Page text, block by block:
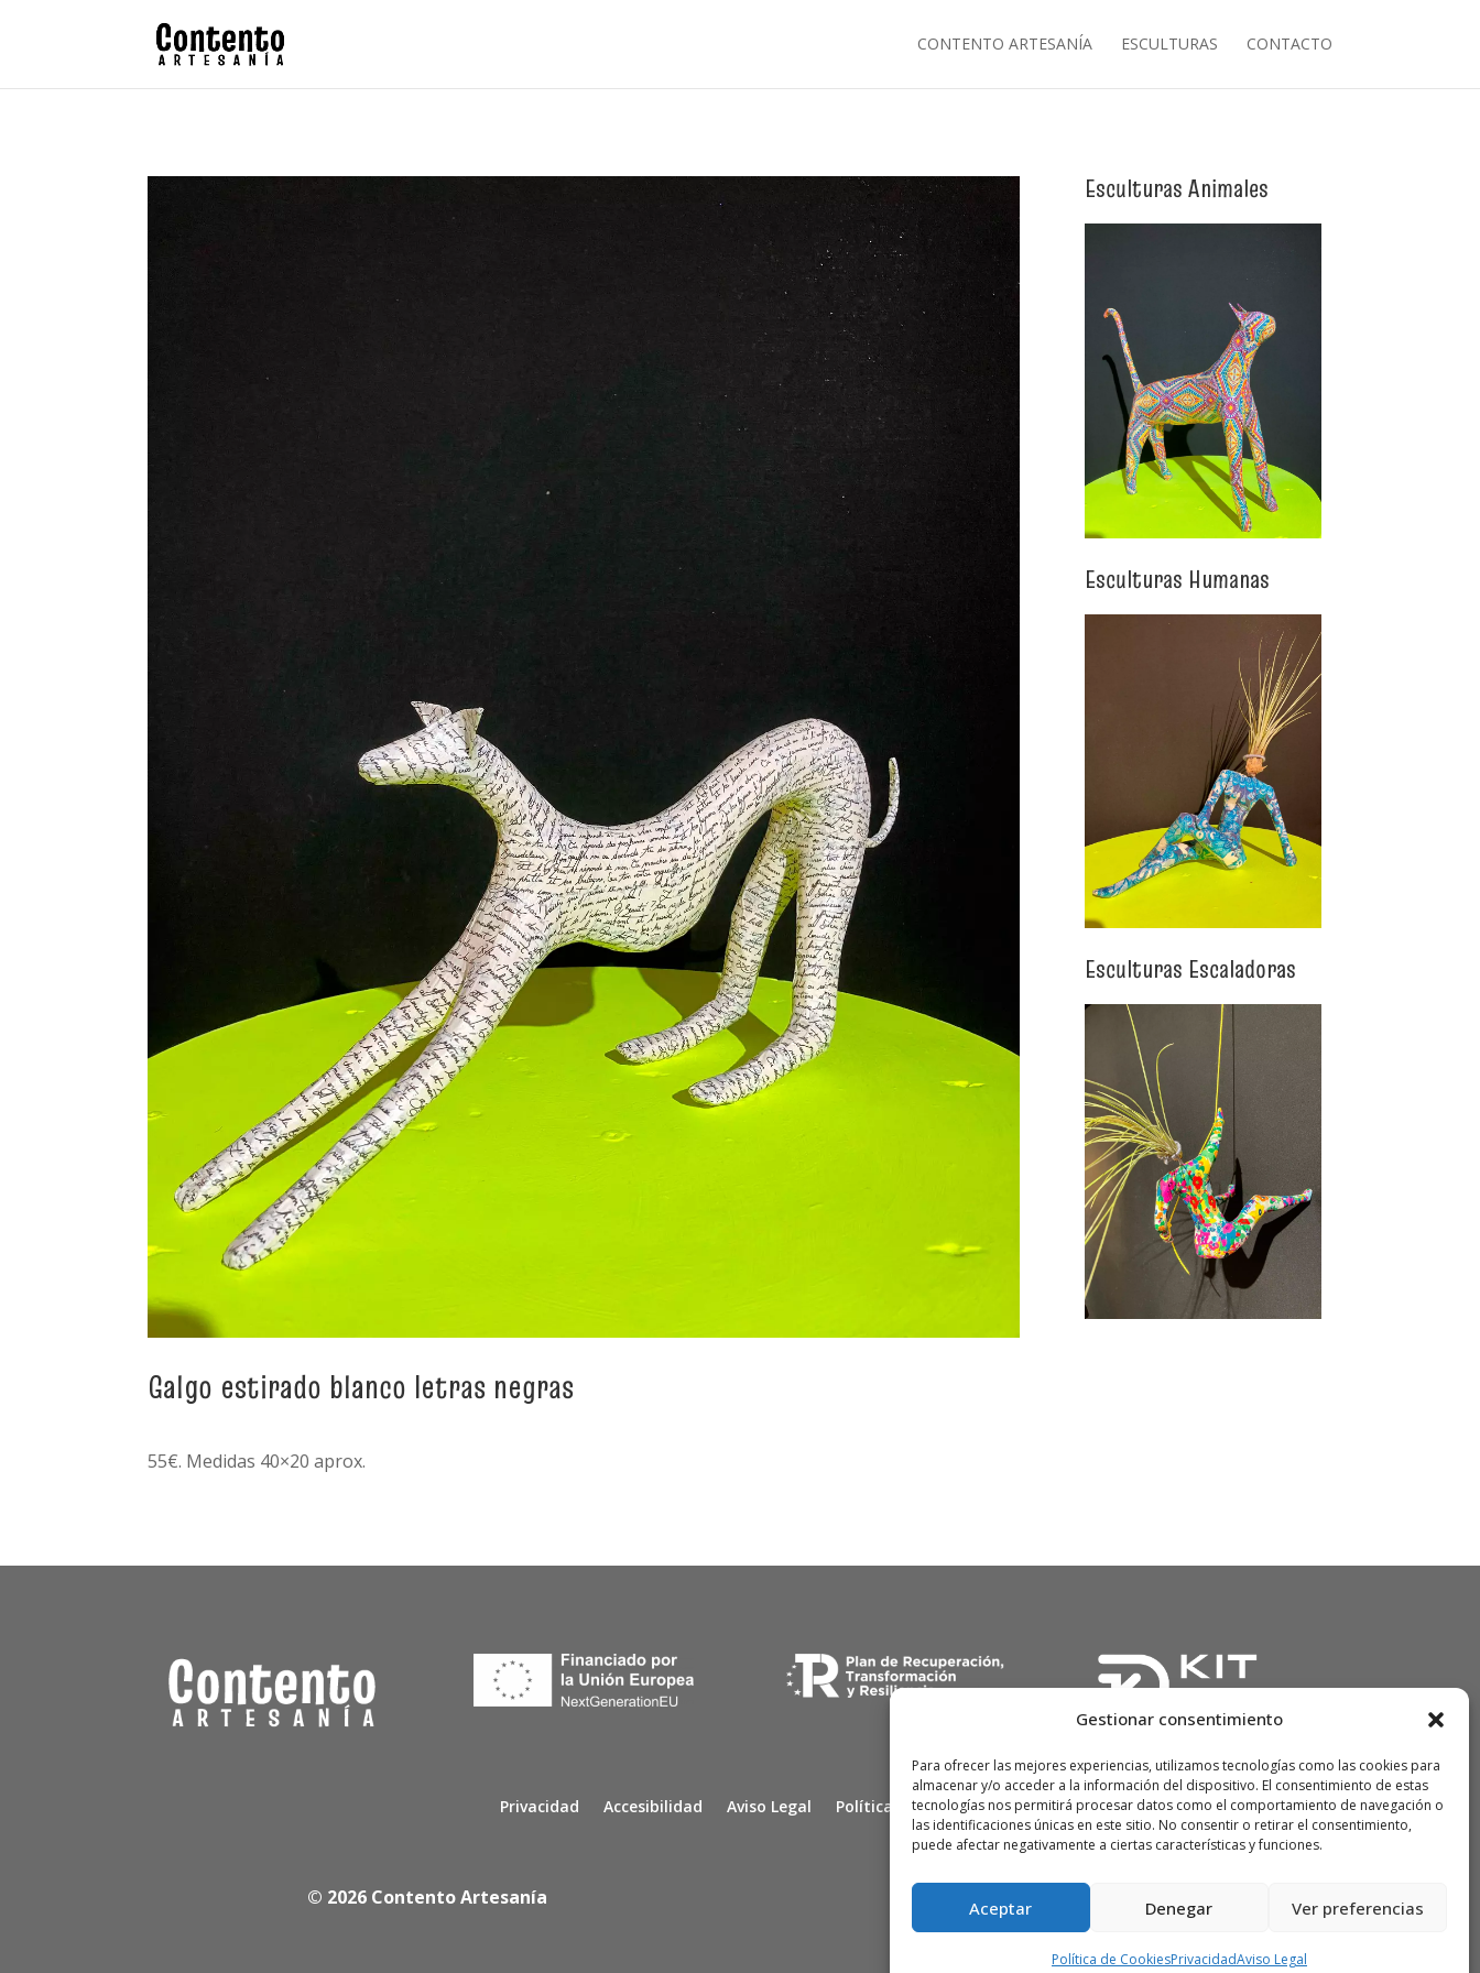
Gestionar consentimiento
Para ofrecer las mejores experiencias, utilizamos tecnologías como las cookies para
almacenar y/o acceder a la información del dispositivo. El consentimiento de estas
tecnologías nos permitirá procesar datos como el comportamiento de navegación o
las identificaciones únicas en este sitio. No consentir o retirar el consentimiento,
puede afectar negativamente a ciertas características y funciones.
Aceptar Denegar Ver preferencias
Política de CookiesPrivacidadAviso Legal
CONTENTO ARTESANÍA ESCULTURAS CONTACTO
Galgo estirado blanco letras negras
55€. Medidas 40×20 aprox.
Esculturas Animales
Esculturas Humanas
Esculturas Escaladoras
Privacidad Accesibilidad Aviso Legal Política de Cookies
© 2026 Contento Artesanía